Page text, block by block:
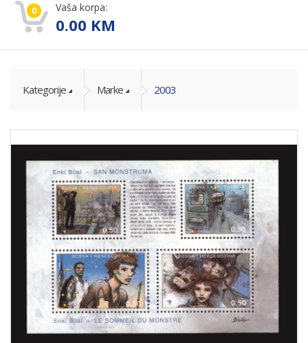
0 Vaša korpa:
0.00 KM
Kategorije Marke 2003